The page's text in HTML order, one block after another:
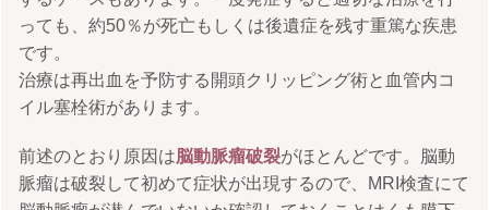
っても、約50％が死亡もしくは後遺症を残す重篤な疾患
です。
治療は再出血を予防する開頭クリッピング術と血管内コ
イル塞栓術があります。
前述のとおり原因は脳動脈瘤破裂がほとんどです。脳動
脈瘤は破裂して初めて症状が出現するので、MRI検査にて